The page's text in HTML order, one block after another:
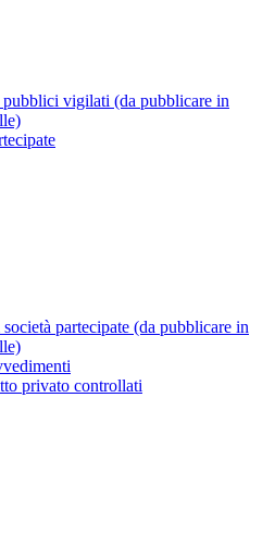
vigilati (da pubblicare in
partecipate (da pubblicare in
privato controllati